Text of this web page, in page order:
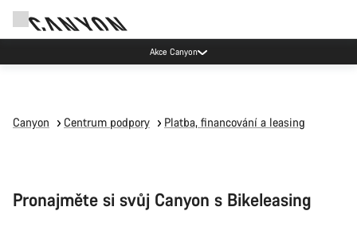
Akce Canyon
Canyon Centrum podpory Platba, financování a leasing
Pronajměte si svůj Canyon s Bikeleasing